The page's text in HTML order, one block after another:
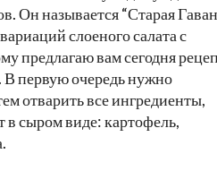
Он называется “Старая
слоеного салата с
предлагаю вам сегодня
В первую очередь нужно
отварить все ингредиенты,
в сыром виде: картофель,